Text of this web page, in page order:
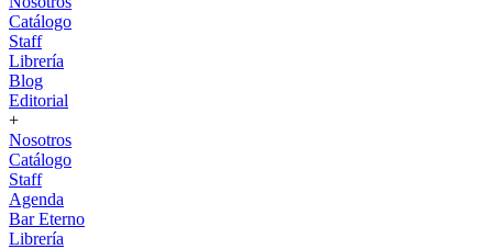
Catálogo
Staff
Librería
Blog
Editorial
+
Nosotros
Catálogo
Staff
Agenda
Bar Eterno
Librería